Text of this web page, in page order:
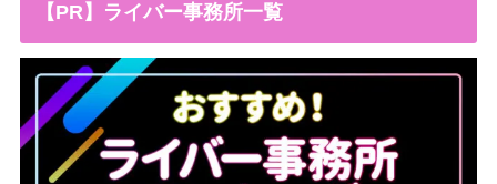
【PR】ライバー事務所一覧